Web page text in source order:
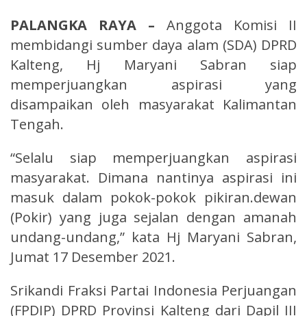
PALANGKA RAYA – Anggota Komisi II
membidangi sumber daya alam (SDA) DPRD
Kalteng, Hj Maryani Sabran siap
memperjuangkan aspirasi yang
disampaikan oleh masyarakat Kalimantan
Tengah.
“Selalu siap memperjuangkan aspirasi
masyarakat. Dimana nantinya aspirasi ini
masuk dalam pokok-pokok pikiran.dewan
(Pokir) yang juga sejalan dengan amanah
undang-undang,” kata Hj Maryani Sabran,
Jumat 17 Desember 2021.
Srikandi Fraksi Partai Indonesia Perjuangan
(FPDIP) DPRD Provinsi Kalteng dari Dapil III